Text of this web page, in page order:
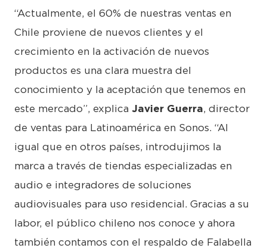
“Actualmente, el 60% de nuestras ventas en
Chile proviene de nuevos clientes y el
crecimiento en la activación de nuevos
productos es una clara muestra del
conocimiento y la aceptación que tenemos en
este mercado”, explica Javier Guerra, director
de ventas para Latinoamérica en Sonos. “Al
igual que en otros países, introdujimos la
marca a través de tiendas especializadas en
audio e integradores de soluciones
audiovisuales para uso residencial. Gracias a su
labor, el público chileno nos conoce y ahora
también contamos con el respaldo de Falabella